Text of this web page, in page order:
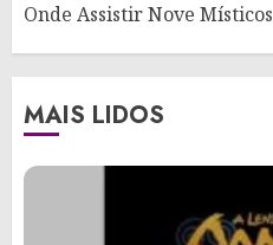
Onde Assistir Nove Místicos
MAIS LIDOS